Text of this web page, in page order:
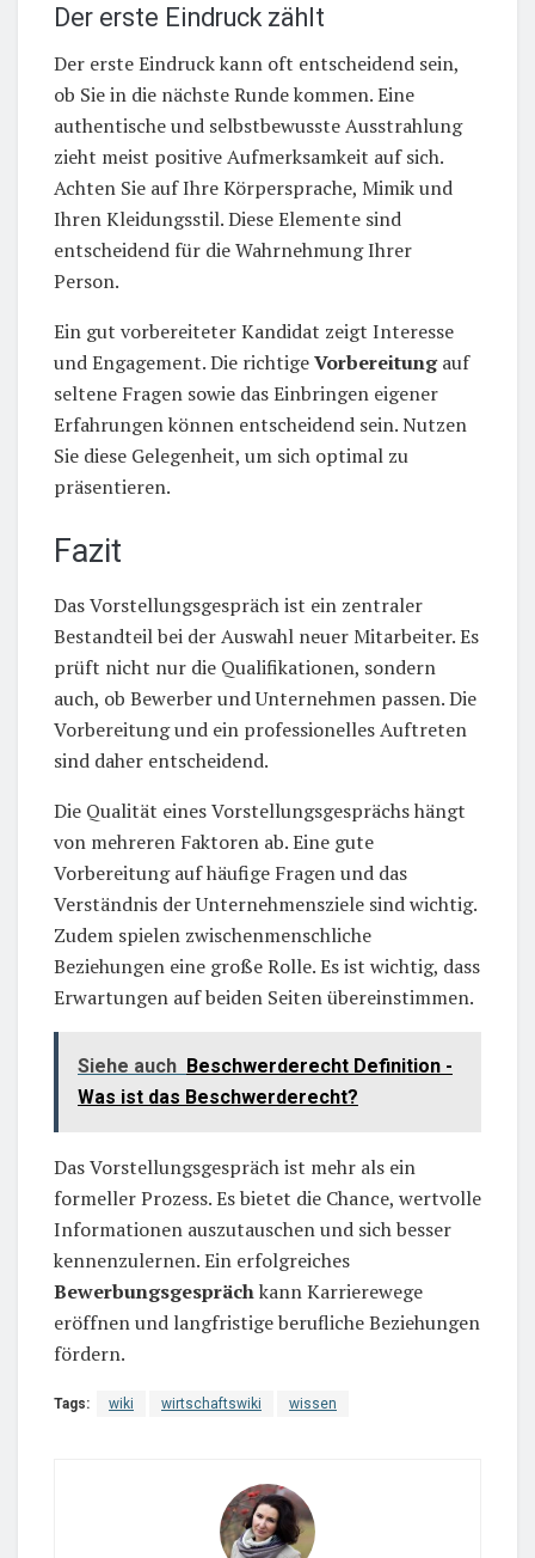
Der erste Eindruck zählt
Der erste Eindruck kann oft entscheidend sein,
ob Sie in die nächste Runde kommen. Eine
authentische und selbstbewusste Ausstrahlung
zieht meist positive Aufmerksamkeit auf sich.
Achten Sie auf Ihre Körpersprache, Mimik und
Ihren Kleidungsstil. Diese Elemente sind
entscheidend für die Wahrnehmung Ihrer
Person.
Ein gut vorbereiteter Kandidat zeigt Interesse
und Engagement. Die richtigeVorbereitungauf
seltene Fragen sowie das Einbringen eigener
Erfahrungen können entscheidend sein. Nutzen
Sie diese Gelegenheit, um sich optimal zu
präsentieren.
Fazit
Das Vorstellungsgespräch ist ein zentraler
Bestandteil bei der Auswahl neuer Mitarbeiter. Es
prüft nicht nur die Qualifikationen, sondern
auch, ob Bewerber und Unternehmen passen. Die
Vorbereitung und ein professionelles Auftreten
sind daher entscheidend.
Die Qualität eines Vorstellungsgesprächs hängt
von mehreren Faktoren ab. Eine gute
Vorbereitung auf häufige Fragen und das
Verständnis der Unternehmensziele sind wichtig.
Zudem spielen zwischenmenschliche
Beziehungen eine große Rolle. Es ist wichtig, dass
Erwartungen auf beiden Seiten übereinstimmen.
Siehe auch Beschwerderecht Definition -
Was ist das Beschwerderecht?
Das Vorstellungsgespräch ist mehr als ein
formeller Prozess. Es bietet die Chance, wertvolle
Informationen auszutauschen und sich besser
kennenzulernen. Ein erfolgreiches
Bewerbungsgesprächkann Karrierewege
eröffnen und langfristige berufliche Beziehungen
fördern.
Tags: wiki wirtschaftswiki wissen